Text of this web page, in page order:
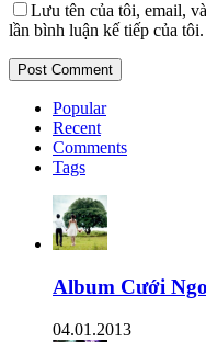
Lưu tên của tôi, email,
lần bình luận kế tiếp của tôi.
Popular
Recent
Comments
Tags
Album Cưới
04.01.2013